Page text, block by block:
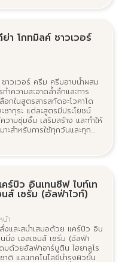
า โกทมิลค์ ชาวเวอร์
าวเวอร์ ครีม ครีมอาบน้ำผสม
ำความสะอาดล้ำลึกและการ
อกในสูตรสารสกัดอะโวคาโด
ซากุระ แต่ละสูตรมีประโยชน์
ความชุ่มชื้น เสริมสร้าง และทำให้
าะสำหรับการใช้ทุกวันและทุก
ร์บิว อินเทนซีฟ ไบท์เท
ส์ เซรั่ม (อัลฟ่าไวท์)
น้า
งและสม่ำเสมอด้วย แคร์บิว อิน
นิ่ง เอสเซนส์ เซรั่ม (อัลฟ่า
มด้วยอัลฟ่าอาร์บูติน ไฮยาลูโร
าติ และเทคโนโลยีบำรุงผิวขั้น